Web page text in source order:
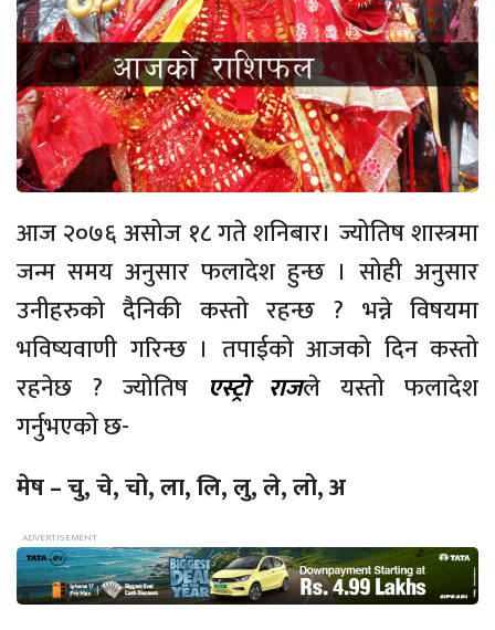
आज २०७६ असोज १८ गते शनिबार। ज्योतिष शास्त्रमा
जन्म समय अनुसार फलादेश हुन्छ । सोही अनुसार
उनीहरुको दैनिकी कस्तो रहन्छ ? भन्ने विषयमा
भविष्यवाणी गरिन्छ । तपाईको आजको दिन कस्तो
रहनेछ ? ज्योतिष एस्ट्रो राजले यस्तो फलादेश
गर्नुभएको छ-
मेष – चु, चे, चो, ला, लि, लु, ले, लो, अ